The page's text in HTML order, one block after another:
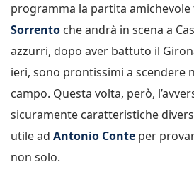
programma la partita amichevole
Sorrento che andrà in scena a
azzurri, dopo aver battuto il
ieri, sono prontissimi a scendere
campo. Questa volta, però,
sicuramente caratteristiche
utile ad Antonio Conte per
non solo.